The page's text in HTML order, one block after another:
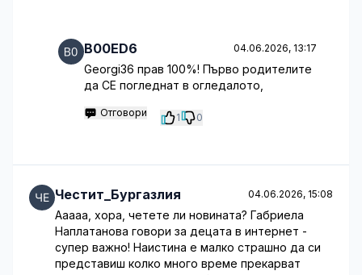
B00ED6 04.06.2026, 13:17
Georgi36 прав 100%! Първо родителите
да СЕ погледнат в огледалото,
Отговори 1 0
Честит_Бургазлия 04.06.2026, 15:08
Ааааа, хора, четете ли новината? Габриела
Наплатанова говори за децата в интернет -
супер важно! Наистина е малко страшно да си
представиш колко много време прекарват